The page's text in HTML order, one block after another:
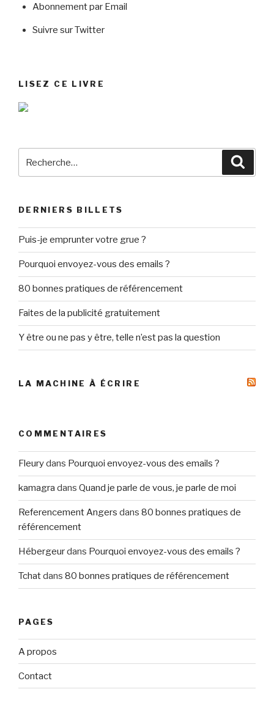
clients
Abonnement par Email
Suivre sur Twitter
LISEZ CE LIVRE
pour
DERNIERS BILLETS
Puis-je emprunter votre grue ?
Pourquoi envoyez-vous des emails ?
80 bonnes pratiques de référencement
Faites de la publicité gratuitement
Y être ou ne pas y être, telle n’est pas la question
LA MACHINE À ÉCRIRE
COMMENTAIRES
Fleurydans Pourquoi envoyez-vous des emails ?
kamagra dans Quand je parle de vous, je parle de moi
Referencement Angers dans 80 bonnes pratiques de
référencement
Hébergeurdans Pourquoi envoyez-vous des emails ?
Tchatdans 80 bonnes pratiques de référencement
PAGES
A propos
Contact